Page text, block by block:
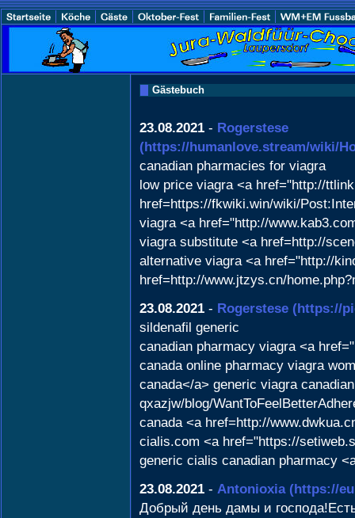
Gästebuch
23.08.2021 - Rogerstese
(https://humanlove.stream/wiki/
canadian pharmacies for viagra
low price viagra <a href="http://
href=https://fkwiki.win/wiki/
viagra <a href="http://
viagra substitute <a href=http://
alternative viagra <a href="http://
href=http://www.jtzys.cn/
23.08.2021 - Rogerstese (https://
sildenafil generic
canadian pharmacy viagra <a
canada online pharmacy viagra
canada</a> generic viagra
qxazjw/blog/
canada <a href=http://
cialis.com <a href="https://
generic cialis canadian pharmacy
23.08.2021 - Antonioxia (https://
Добрый день дамы и